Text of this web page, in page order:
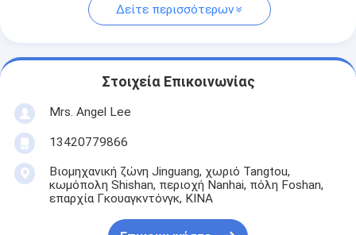
Δείτε περισσότερων
Στοιχεία Επικοινωνίας
Mrs. Angel Lee
13420779866
Βιομηχανική ζώνη Jinguang, χωριό Tangtou,
κωμόπολη Shishan, περιοχή Nanhai, πόλη Foshan,
επαρχία Γκουαγκντόνγκ, ΚΙΝΑ